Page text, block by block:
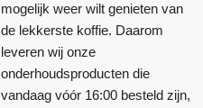
mogelijk weer wilt genieten van
de lekkerste koffie. Daarom
leveren wij onze
onderhoudsproducten die
vandaag vóór 16:00 besteld zijn,